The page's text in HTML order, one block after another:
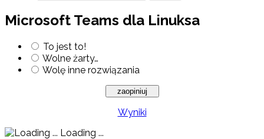
Microsoft Teams dla Linuksa
To jest to!
Wolne żarty…
Wolę inne rozwiązania
Wyniki
Loading ...